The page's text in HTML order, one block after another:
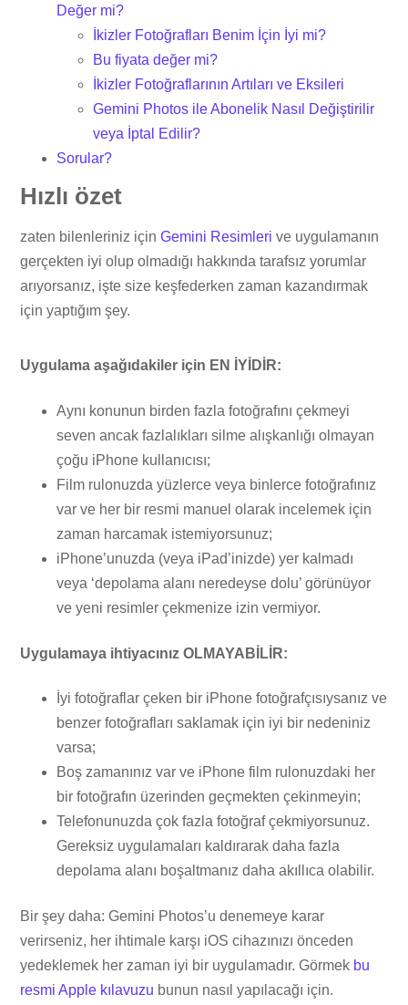
Değer mi?
İkizler Fotoğrafları Benim İçin İyi mi?
Bu fiyata değer mi?
İkizler Fotoğraflarının Artıları ve Eksileri
Gemini Photos ile Abonelik Nasıl Değiştirilir
veya İptal Edilir?
Sorular?
Hızlı özet
zaten bilenleriniz içinGemini Resimleri ve uygulamanın
gerçekten iyi olup olmadığı hakkında tarafsız yorumlar
arıyorsanız, işte size keşfederken zaman kazandırmak
için yaptığım şey.
Uygulama aşağıdakiler için EN İYİDİR:
Aynı konunun birden fazla fotoğrafını çekmeyi
seven ancak fazlalıkları silme alışkanlığı olmayan
çoğu iPhone kullanıcısı;
Film rulonuzda yüzlerce veya binlerce fotoğrafınız
var ve her bir resmi manuel olarak incelemek için
zaman harcamak istemiyorsunuz;
iPhone’unuzda (veya iPad’inizde) yer kalmadı
veya ‘depolama alanı neredeyse dolu’ görünüyor
ve yeni resimler çekmenize izin vermiyor.
Uygulamaya ihtiyacınız OLMAYABİLİR:
İyi fotoğraflar çeken bir iPhone fotoğrafçısıysanız ve
benzer fotoğrafları saklamak için iyi bir nedeniniz
varsa;
Boş zamanınız var ve iPhone film rulonuzdaki her
bir fotoğrafın üzerinden geçmekten çekinmeyin;
Telefonunuzda çok fazla fotoğraf çekmiyorsunuz.
Gereksiz uygulamaları kaldırarak daha fazla
depolama alanı boşaltmanız daha akıllıca olabilir.
Bir şey daha: Gemini Photos’u denemeye karar
verirseniz, her ihtimale karşı iOS cihazınızı önceden
yedeklemek her zaman iyi bir uygulamadır. Görmek bu
resmi Apple kılavuzu bunun nasıl yapılacağı için.